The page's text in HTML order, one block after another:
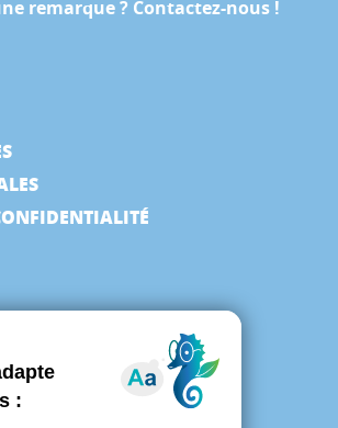
remarque ? Contactez-nous !